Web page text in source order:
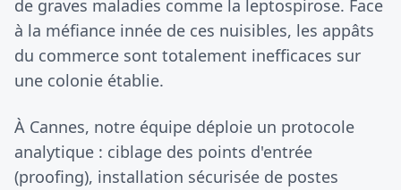
de graves maladies comme la leptospirose. Face
à la méfiance innée de ces nuisibles, les appâts
du commerce sont totalement inefficaces sur
une colonie établie.
À Cannes, notre équipe déploie un protocole
analytique : ciblage des points d'entrée
(proofing), installation sécurisée de postes